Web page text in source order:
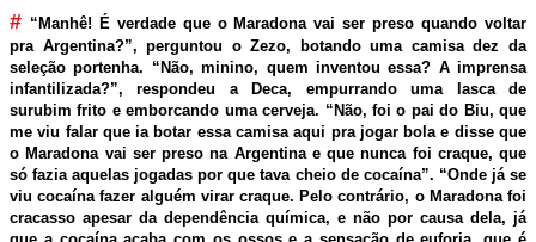
# “Manhê! É verdade que o Maradona vai ser preso quando voltar
pra Argentina?”, perguntou o Zezo, botando uma camisa dez da
seleção portenha. “Não, minino, quem inventou essa? A imprensa
infantilizada?”, respondeu a Deca, empurrando uma lasca de
surubim frito e emborcando uma cerveja. “Não, foi o pai do Biu, que
me viu falar que ia botar essa camisa aqui pra jogar bola e disse que
o Maradona vai ser preso na Argentina e que nunca foi craque, que
só fazia aquelas jogadas por que tava cheio de cocaína”. “Onde já se
viu cocaína fazer alguém virar craque. Pelo contrário, o Maradona foi
cracasso apesar da dependência química, e não por causa dela, já